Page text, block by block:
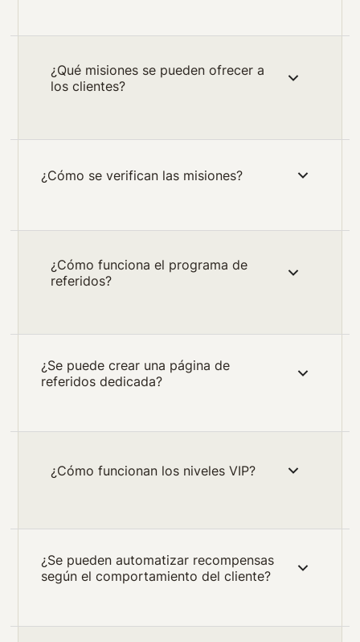
¿Qué misiones se pueden ofrecer a
los clientes?
¿Cómo se verifican las misiones?
¿Cómo funciona el programa de
referidos?
¿Se puede crear una página de
referidos dedicada?
¿Cómo funcionan los niveles VIP?
¿Se pueden automatizar recompensas
según el comportamiento del cliente?